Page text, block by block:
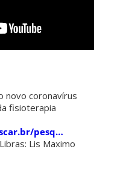
novo coronavírus
fisioterapia
pesq…
Lis Maximo